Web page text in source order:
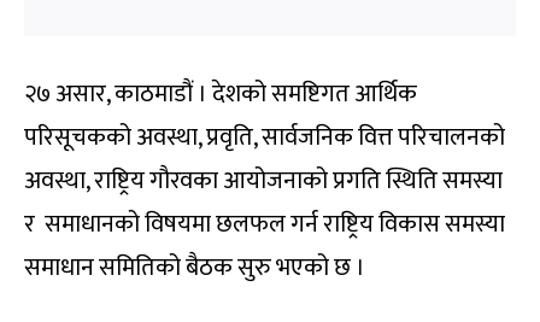
२७ असार, काठमाडौं । देशको समष्टिगत आर्थिक
परिसूचकको अवस्था, प्रवृति, सार्वजनिक वित्त परिचालनको
अवस्था, राष्ट्रिय गौरवका आयोजनाको प्रगति स्थिति समस्या
र समाधानको विषयमा छलफल गर्न राष्ट्रिय विकास समस्या
समाधान समितिको बैठक सुरु भएको छ ।